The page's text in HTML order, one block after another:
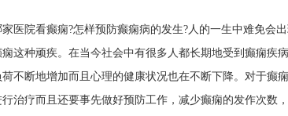
家医院看癫痫?怎样预防癫痫病的发生?人的一生中难免会
这种顽疾。在当今社会中有很多人都长期地受到癫痫疾
不断地增加而且心理的健康状况也在不断下降。对于癫
行治疗而且还要事先做好预防工作，减少癫痫的发作次数